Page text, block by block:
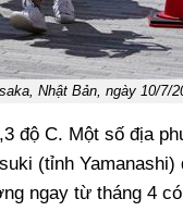
Nhật Bản, ngày 10/7/
độ C. Một số địa
(tỉnh
ngay từ tháng 4